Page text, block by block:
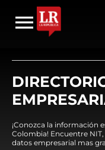
¡Conozca la información
Colombia! Encuentre
datos empresarial mas